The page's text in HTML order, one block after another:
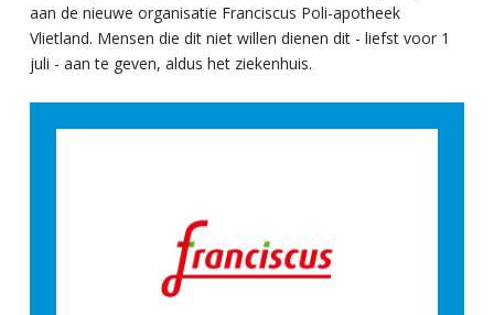
aan de nieuwe organisatie Franciscus Poli-apotheek
Vlietland. Mensen die dit niet willen dienen dit - liefst voor 1
juli - aan te geven, aldus het ziekenhuis.